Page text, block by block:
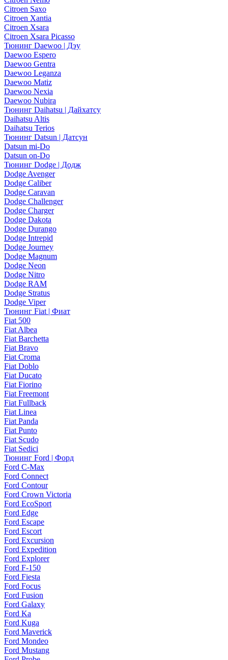
Citroen Saxo
Citroen Xantia
Citroen Xsara
Citroen Xsara Picasso
Тюнинг Daewoo | Дэу
Daewoo Espero
Daewoo Gentra
Daewoo Leganza
Daewoo Matiz
Daewoo Nexia
Daewoo Nubira
Тюнинг Daihatsu | Дайхатсу
Daihatsu Altis
Daihatsu Terios
Тюнинг Datsun | Датсун
Datsun mi-Do
Datsun on-Do
Тюнинг Dodge | Додж
Dodge Avenger
Dodge Caliber
Dodge Caravan
Dodge Challenger
Dodge Charger
Dodge Dakota
Dodge Durango
Dodge Intrepid
Dodge Journey
Dodge Magnum
Dodge Neon
Dodge Nitro
Dodge RAM
Dodge Stratus
Dodge Viper
Тюнинг Fiat | Фиат
Fiat 500
Fiat Albea
Fiat Barchetta
Fiat Bravo
Fiat Croma
Fiat Doblo
Fiat Ducato
Fiat Fiorino
Fiat Freemont
Fiat Fullback
Fiat Linea
Fiat Panda
Fiat Punto
Fiat Scudo
Fiat Sedici
Тюнинг Ford | Форд
Ford C-Max
Ford Connect
Ford Contour
Ford Crown Victoria
Ford EcoSport
Ford Edge
Ford Escape
Ford Escort
Ford Excursion
Ford Expedition
Ford Explorer
Ford F-150
Ford Fiesta
Ford Focus
Ford Fusion
Ford Galaxy
Ford Ka
Ford Kuga
Ford Maverick
Ford Mondeo
Ford Mustang